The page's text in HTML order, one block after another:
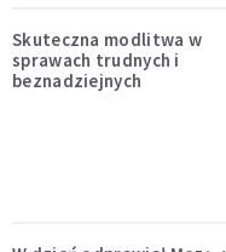
Skuteczna modlitwa w
sprawach trudnych i
beznadziejnych